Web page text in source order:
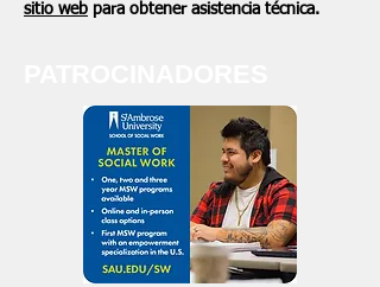
sitio web para obtener asistencia técnica.